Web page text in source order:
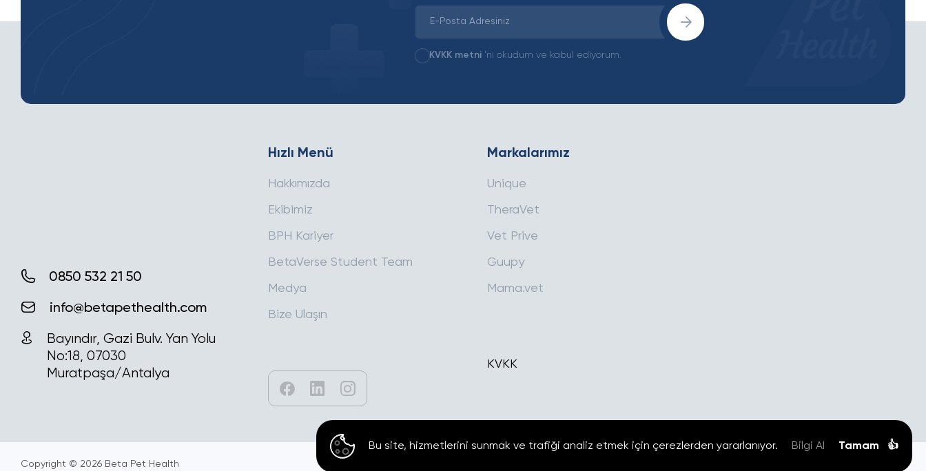
KVKK metni 'ni okudum ve kabul ediyorum.
info@betapethealth.com
Hızlı Menü
Hakkımızda
Ekibimiz
BPH Kariyer
BetaVerse Student Team
Medya
Bize Ulaşın
Markalarımız
Unique
TheraVet
Vet Prive
Guupy
Mama.vet
KVKK
Bu site, hizmetlerini sunmak ve trafiği analiz etmek için çerezlerden yararlanıyor. Bilgi Al Tamam 👍